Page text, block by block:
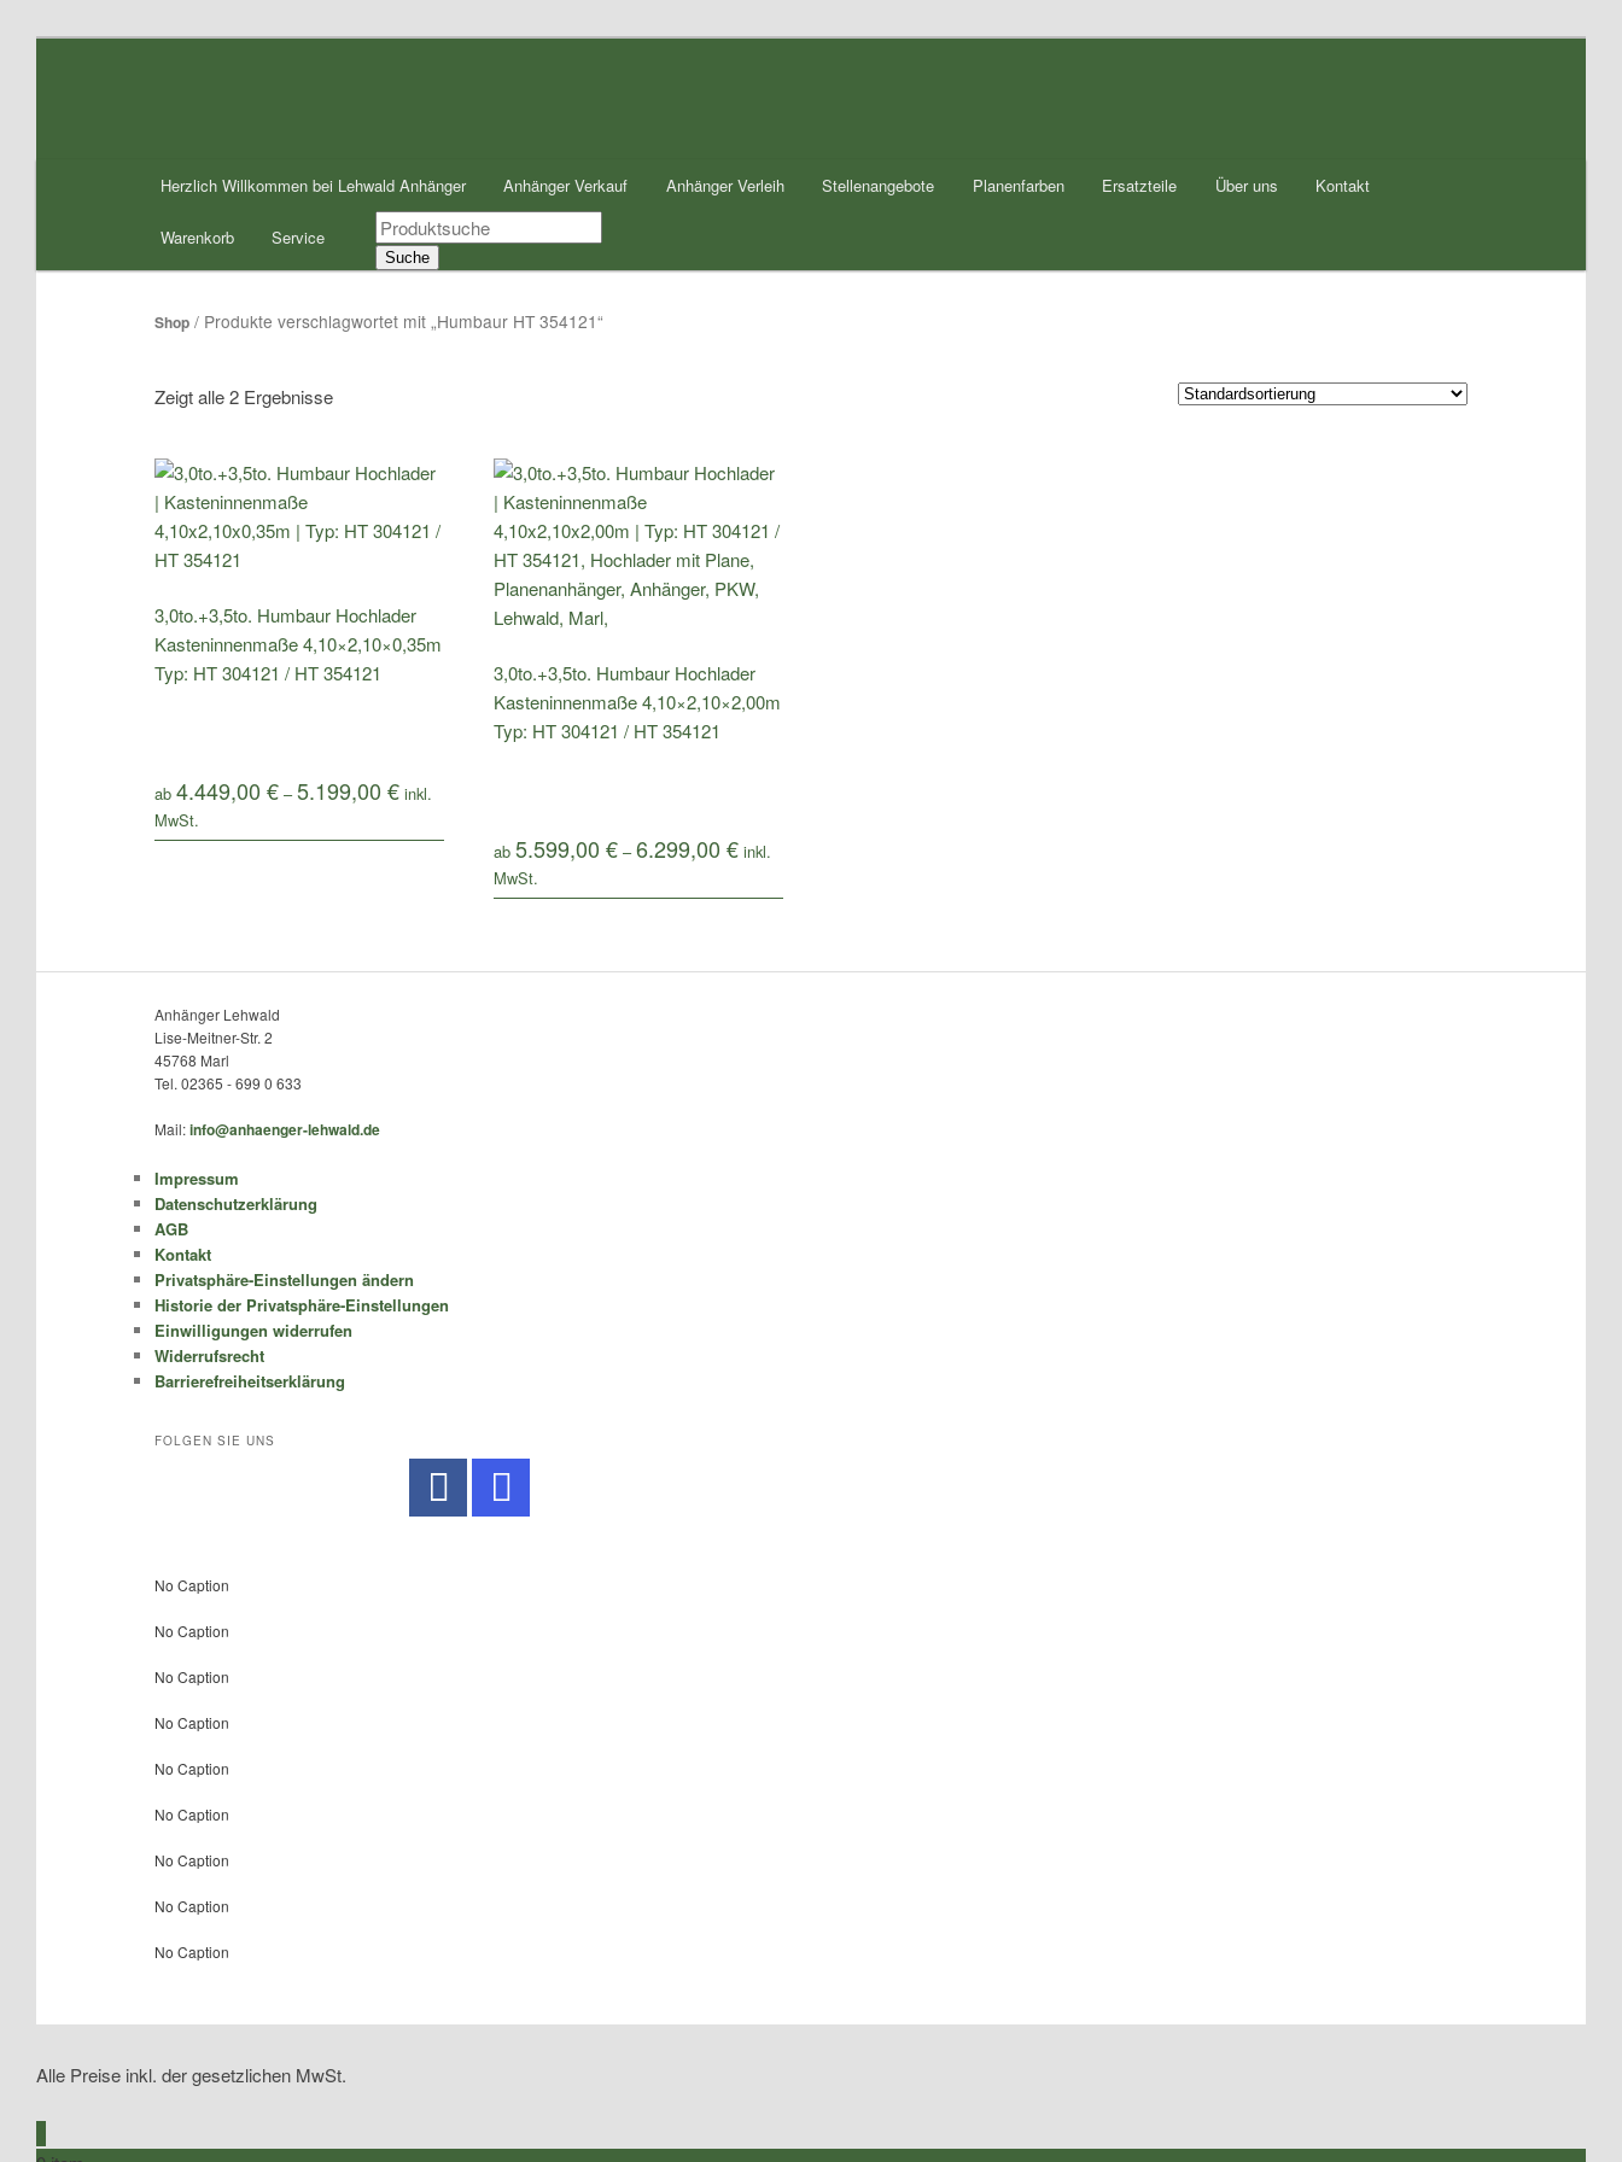
Herzlich Willkommen bei Lehwald Anhänger Anhänger Verkauf Anhänger Verleih Stellenangebote Planenfarben Ersatzteile Über uns Kontakt
Warenkorb Service
Products
search
Suche
Shop/ Produkte verschlagwortet mit „Humbaur HT 354121“
Zeigt alle 2 Ergebnisse
3,0to.+3,5to. Humbaur Hochlader
Kasteninnenmaße 4,10×2,10×0,35m
Typ: HT 304121 / HT 354121
ab 4.449,00 €– 5.199,00 €
3,0to.+3,5to. Humbaur Hochlader
Kasteninnenmaße 4,10×2,10×2,00m
Typ: HT 304121 / HT 354121
ab5.599,00€ –6.299,00€
Anhänger Lehwald
Lise-Meitner-Str. 2
45768 Marl
Tel. 02365 - 699 0 633
Mail:info@anhaenger-lehwald.de
Impressum
Datenschutzerklärung
AGB
Kontakt
Privatsphäre-Einstellungen ändern
Historie der Privatsphäre-Einstellungen
Einwilligungen widerrufen
Widerrufsrecht
Barrierefreiheitserklärung
FOLGEN SIE UNS
No Caption
No Caption
No Caption
No Caption
No Caption
No Caption
No Caption
No Caption
No Caption
Alle Preise inkl. der gesetzlichen MwSt.